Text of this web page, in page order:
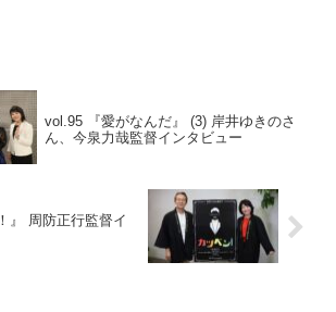
vol.95 『愛がなんだ』 (3) 岸井ゆきのさ
ん、今泉力哉監督インタビュー
』 周防正行監督イ